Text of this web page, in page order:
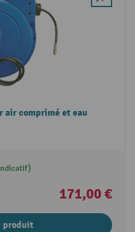
air comprimé et eau
171,00 €
produit